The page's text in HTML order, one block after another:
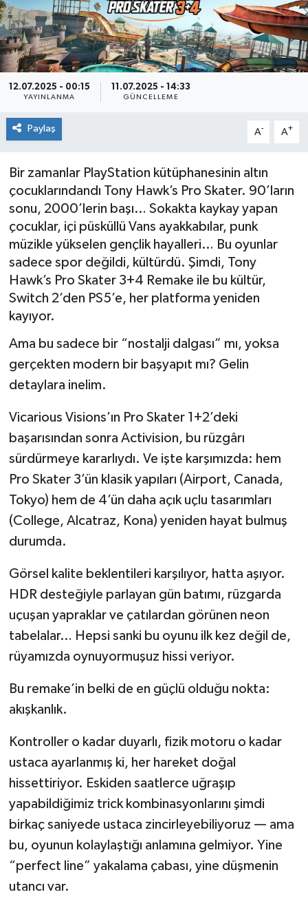
12.07.2025 - 00:15
YAYINLANMA
11.07.2025 - 14:33
GÜNCELLEME
Paylaş A- A+
Bir zamanlar PlayStation kütüphanesinin altın
çocuklarındandı Tony Hawk’s Pro Skater. 90’ların
sonu, 2000’lerin başı… Sokakta kaykay yapan
çocuklar, içi püsküllü Vans ayakkabılar, punk
müzikle yükselen gençlik hayalleri… Bu oyunlar
sadece spor değildi, kültürdü. Şimdi, Tony
Hawk’s Pro Skater 3+4 Remake ile bu kültür,
Switch 2’den PS5’e, her platforma yeniden
kayıyor.
Ama bu sadece bir “nostalji dalgası” mı, yoksa
gerçekten modern bir başyapıt mı? Gelin
detaylara inelim.
Vicarious Visions’ın Pro Skater 1+2’deki
başarısından sonra Activision, bu rüzgârı
sürdürmeye kararlıydı. Ve işte karşımızda: hem
Pro Skater 3’ün klasik yapıları (Airport, Canada,
Tokyo) hem de 4’ün daha açık uçlu tasarımları
(College, Alcatraz, Kona) yeniden hayat bulmuş
durumda.
Görsel kalite beklentileri karşılıyor, hatta aşıyor.
HDR desteğiyle parlayan gün batımı, rüzgarda
uçuşan yapraklar ve çatılardan görünen neon
tabelalar… Hepsi sanki bu oyunu ilk kez değil de,
rüyamızda oynuyormuşuz hissi veriyor.
Bu remake’in belki de en güçlü olduğu nokta:
akışkanlık.
Kontroller o kadar duyarlı, fizik motoru o kadar
ustaca ayarlanmış ki, her hareket doğal
hissettiriyor. Eskiden saatlerce uğraşıp
yapabildiğimiz trick kombinasyonlarını şimdi
birkaç saniyede ustaca zincirleyebiliyoruz — ama
bu, oyunun kolaylaştığı anlamına gelmiyor. Yine
“perfect line” yakalama çabası, yine düşmenin
utancı var.
Siyaset
Spor